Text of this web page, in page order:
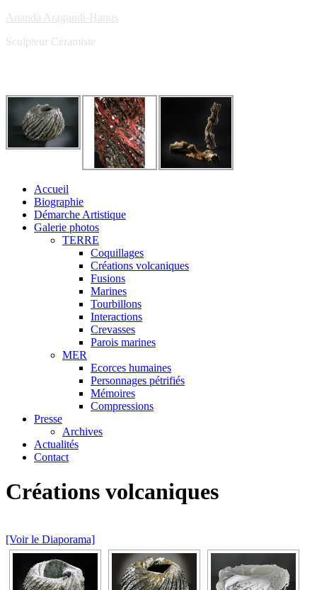
Ananda Aragundi-Hanus
Sculpteur Céramiste
Accueil
Biographie
Démarche Artistique
Galerie photos
TERRE
Coquillages
Créations volcaniques
Fusions
Marines
Tourbillons
Interactions
Crevasses
Parois marines
MER
Ecorces humaines
Personnages pétrifiés
Mémoires
Compressions
Presse
Archives
Actualités
Contact
Créations volcaniques
[Voir le Diaporama]